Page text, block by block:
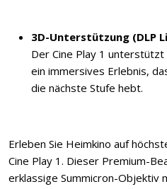
3D-Unterstützung (DLP
Der Cine Play 1
ein immersives Erlebnis,
die nächste Stufe hebt.
Erleben Sie Heimkino auf
Cine Play 1. Dieser Premium-
erklassige Summicron-Objektiv